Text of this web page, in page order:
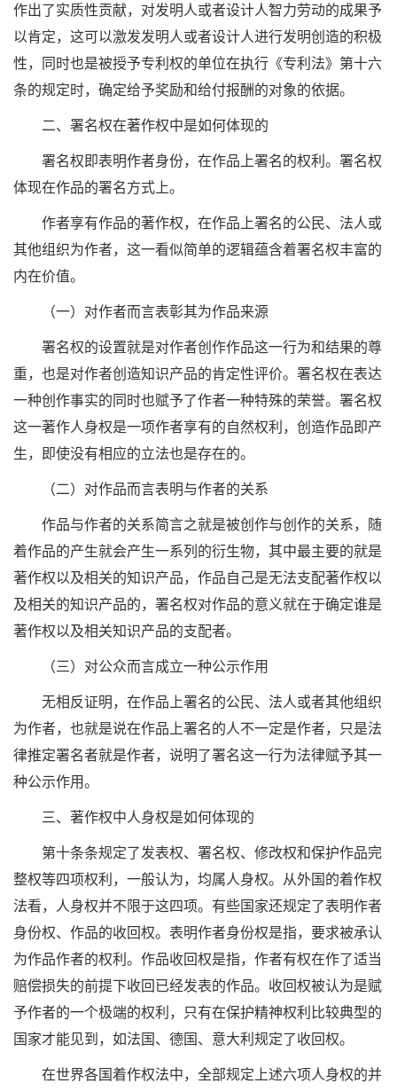
作出了实质性贡献，对发明人或者设计人智力劳动的成果予
以肯定，这可以激发发明人或者设计人进行发明创造的积极
性，同时也是被授予专利权的单位在执行《专利法》第十六
条的规定时，确定给予奖励和给付报酬的对象的依据。
二、署名权在著作权中是如何体现的
署名权即表明作者身份，在作品上署名的权利。署名权
体现在作品的署名方式上。
作者享有作品的著作权，在作品上署名的公民、法人或
其他组织为作者，这一看似简单的逻辑蕴含着署名权丰富的
内在价值。
（一）对作者而言表彰其为作品来源
署名权的设置就是对作者创作作品这一行为和结果的尊
重，也是对作者创造知识产品的肯定性评价。署名权在表达
一种创作事实的同时也赋予了作者一种特殊的荣誉。署名权
这一著作人身权是一项作者享有的自然权利，创造作品即产
生，即使没有相应的立法也是存在的。
（二）对作品而言表明与作者的关系
作品与作者的关系简言之就是被创作与创作的关系，随
着作品的产生就会产生一系列的衍生物，其中最主要的就是
著作权以及相关的知识产品，作品自己是无法支配著作权以
及相关的知识产品的，署名权对作品的意义就在于确定谁是
著作权以及相关知识产品的支配者。
（三）对公众而言成立一种公示作用
无相反证明，在作品上署名的公民、法人或者其他组织
为作者，也就是说在作品上署名的人不一定是作者，只是法
律推定署名者就是作者，说明了署名这一行为法律赋予其一
种公示作用。
三、著作权中人身权是如何体现的
第十条条规定了发表权、署名权、修改权和保护作品完
整权等四项权利，一般认为，均属人身权。从外国的着作权
法看，人身权并不限于这四项。有些国家还规定了表明作者
身份权、作品的收回权。表明作者身份权是指，要求被承认
为作品作者的权利。作品收回权是指，作者有权在作了适当
赔偿损失的前提下收回已经发表的作品。收回权被认为是赋
予作者的一个极端的权利，只有在保护精神权利比较典型的
国家才能见到，如法国、德国、意大利规定了收回权。
在世界各国着作权法中，全部规定上述六项人身权的并